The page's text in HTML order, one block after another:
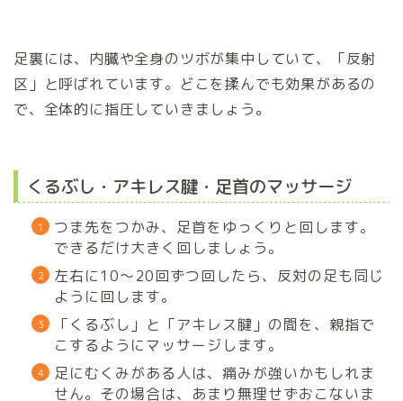
足裏には、内臓や全身のツボが集中していて、「反射
区」と呼ばれています。どこを揉んでも効果があるの
で、全体的に指圧していきましょう。
くるぶし・アキレス腱・足首のマッサージ
つま先をつかみ、足首をゆっくりと回します。
できるだけ大きく回しましょう。
左右に10～20回ずつ回したら、反対の足も同じ
ように回します。
「くるぶし」と「アキレス腱」の間を、親指で
こするようにマッサージします。
足にむくみがある人は、痛みが強いかもしれま
せん。その場合は、あまり無理せずおこないま